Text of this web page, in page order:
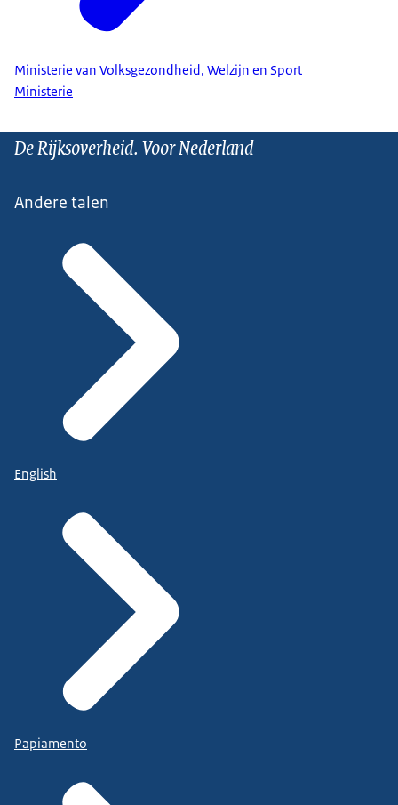
Ministerie van Volksgezondheid, Welzijn en Sport
Ministerie
De Rijksoverheid. Voor Nederland
Andere talen
English
Papiamento